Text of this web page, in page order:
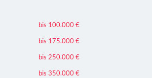
bis 100.000 €
bis 175.000 €
bis 250.000 €
bis 350.000 €